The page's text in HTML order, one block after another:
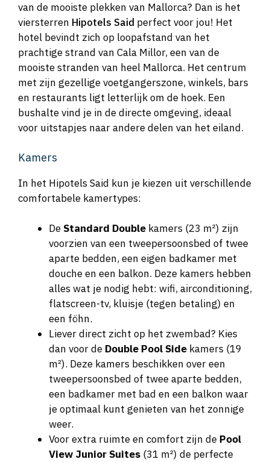
van de mooiste plekken van Mallorca? Dan is het
viersterren Hipotels Said perfect voor jou! Het
hotel bevindt zich op loopafstand van het
prachtige strand van Cala Millor, een van de
mooiste stranden van heel Mallorca. Het centrum
met zijn gezellige voetgangerszone, winkels, bars
en restaurants ligt letterlijk om de hoek. Een
bushalte vind je in de directe omgeving, ideaal
voor uitstapjes naar andere delen van het eiland.
Kamers
In het Hipotels Said kun je kiezen uit verschillende
comfortabele kamertypes:
DeStandard Double kamers (23 m²) zijn
voorzien van een tweepersoonsbed of twee
aparte bedden, een eigen badkamer met
douche en een balkon. Deze kamers hebben
alles wat je nodig hebt: wifi, airconditioning,
flatscreen-tv, kluisje (tegen betaling) en
een föhn.
Liever direct zicht op het zwembad? Kies
dan voor de Double Pool Side kamers (19
m²). Deze kamers beschikken over een
tweepersoonsbed of twee aparte bedden,
een badkamer met bad en een balkon waar
je optimaal kunt genieten van het zonnige
weer.
Voor extra ruimte en comfort zijn de Pool
View Junior Suites (31 m²) de perfecte